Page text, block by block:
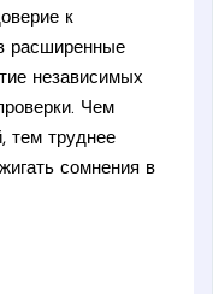
к
расширенные
независимых
Чем
тем труднее
сомнения в